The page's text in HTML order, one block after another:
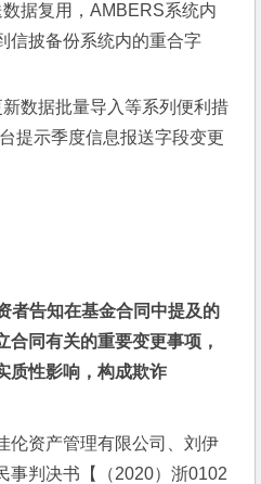
数据复用，AMBERS系统内
信披备份系统内的重合字
新数据批量导入等系列便利措
提示季度信息报送字段变更
者告知在基金合同中提及的
合同有关的重要变更事项，
质性影响，构成欺诈
伦资产管理有限公司、刘伊
事判决书【（2020）浙0102